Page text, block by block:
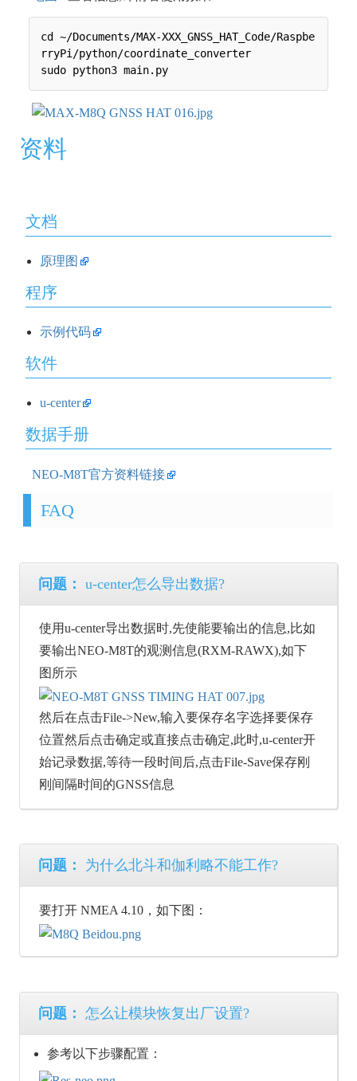
cd ~/Documents/MAX-XXX_GNSS_HAT_Code/Raspbe
rryPi/python/coordinate_converter
资料
文档
原理图
程序
示例代码
软件
u-center
数据手册
NEO-M8T官方资料链接
FAQ
问题： u-center怎么导出数据?
使用u-center导出数据时,先使能要输出的信息,比如
要输出NEO-M8T的观测信息(RXM-RAWX),如下
图所示
然后在点击File->New,输入要保存名字选择要保存
位置然后点击确定或直接点击确定,此时,u-center开
始记录数据,等待一段时间后,点击File-Save保存刚
刚间隔时间的GNSS信息
问题： 为什么北斗和伽利略不能工作?
要打开 NMEA 4.10，如下图：
问题： 怎么让模块恢复出厂设置?
参考以下步骤配置：